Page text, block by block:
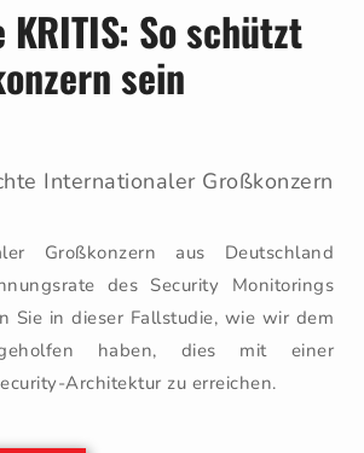
So schützt
sein
Internationaler Großkonzern
Großkonzern aus Deutschland
des Security Monitorings
Sie in dieser Fallstudie, wie wir dem
geholfen haben, dies mit einer
Architektur zu erreichen.